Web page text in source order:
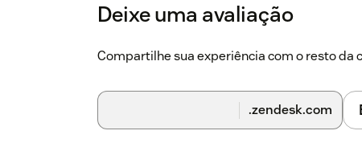
Deixe uma avaliação
Compartilhe sua experiência com o resto da
.zendesk.com